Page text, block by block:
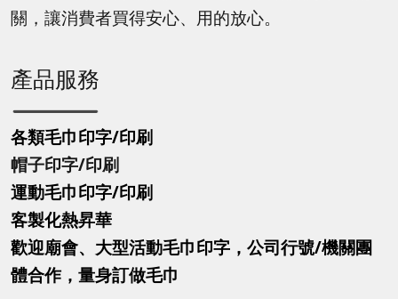
關，讓消費者買得安心、用的放心。
產品服務
各類毛巾印字/印刷
帽子印字/印刷
運動毛巾印字/印刷
客製化熱昇華
歡迎廟會、大型活動毛巾印字，公司行號/機關團
體合作，量身訂做毛巾